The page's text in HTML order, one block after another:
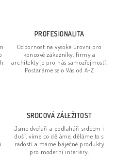
PROFESIONALITA
Odbornost na vysoké úrovni pro
koncové zákazníky, firmy a
architekty je pro nás samozřejmostí.
Postaráme se o Vás od A-Z
SRDCOVÁ ZÁLEŽITOST
Jsme dveřaři a podlaháři srdcem i
duší, víme co děláme, děláme to s
radostí a máme báječné produkty
pro moderní interiéry.